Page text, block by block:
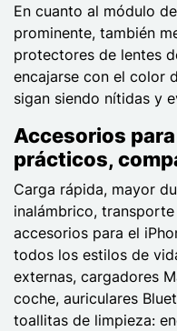
En cuanto al módulo
prominente, también
protectores de lentes
encajarse con el color
sigan siendo nítidas y
Accesorios para
prácticos,
Carga rápida, mayor
inalámbrico,
accesorios para el
todos los estilos de
externas, cargadores
coche, auriculares
toallitas de limpieza: